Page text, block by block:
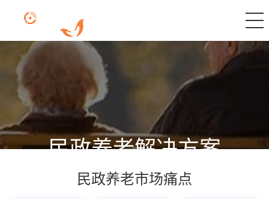
民政养老解决方案
由政府主导的智慧养老建设，紧扣“放管服”思想，站在信息化的
角度，站在政府的职责和立场，为养老服务体系和老年健康体系
民政养老市场痛点